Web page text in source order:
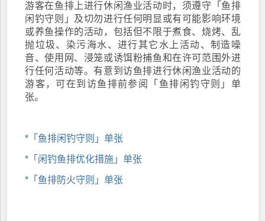
游客在鱼排上进行休闲渔业活动时，须遵守「鱼排
闲钓守则」及切勿进行任何明显或有可能影响环境
或养鱼操作的活动，包括但不限于煮食、烧烤、乱
抛垃圾、染污海水、进行其它水上活动、制造噪
音、使用网、浸笼或诱饵粉捕鱼和在许可范围外进
行任何活动等。有意到访鱼排进行休闲渔业活动的
游客，可在到访鱼排前参阅「鱼排闲钓守则」单
张。
*「鱼排闲钓守则」单张
*「闲钓鱼排优化措施」单张
*「鱼排防火守则」单张